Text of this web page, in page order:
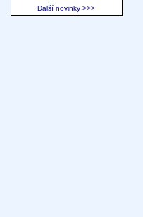
Další novinky >>>